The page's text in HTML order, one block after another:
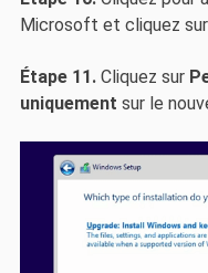
Microsoft et cliquez sur
Étape 11.Cliquez sur
uniquement sur le